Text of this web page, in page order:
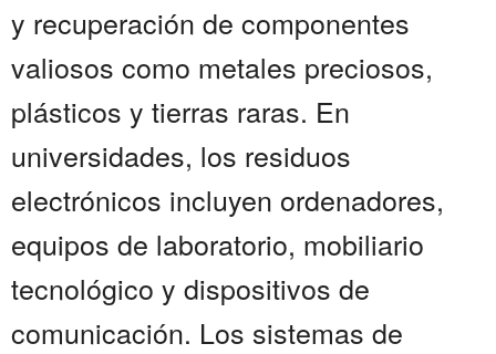
y recuperación de componentes
valiosos como metales preciosos,
plásticos y tierras raras. En
universidades, los residuos
electrónicos incluyen ordenadores,
equipos de laboratorio, mobiliario
tecnológico y dispositivos de
comunicación. Los sistemas de